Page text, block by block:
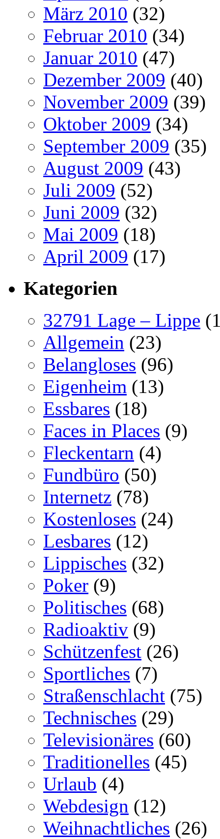
März 2010 (32)
Februar 2010 (34)
Januar 2010 (47)
Dezember 2009 (40)
November 2009 (39)
Oktober 2009 (34)
September 2009 (35)
August 2009 (43)
Juli 2009 (52)
Juni 2009 (32)
Mai 2009 (18)
April 2009 (17)
Kategorien
32791 Lage – Lippe
Allgemein (23)
Belangloses (96)
Eigenheim (13)
Essbares (18)
Faces in Places (9)
Fleckentarn (4)
Fundbüro (50)
Internetz (78)
Kostenloses (24)
Lesbares (12)
Lippisches (32)
Poker (9)
Politisches (68)
Radioaktiv (9)
Schützenfest (26)
Sportliches (7)
Straßenschlacht (75)
Technisches (29)
Televisionäres (60)
Traditionelles (45)
Urlaub (4)
Webdesign (12)
Weihnachtliches (26)